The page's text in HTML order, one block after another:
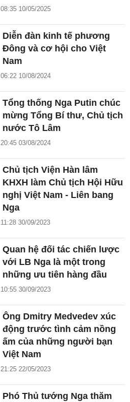
08:35 10/05/2025
Diễn đàn kinh tế phương
Đông và cơ hội cho Việt
Nam
06:22 10/08/2024
Tổng thống Nga Putin chúc
mừng Tổng Bí thư, Chủ tịch
nước Tô Lâm
20:45 03/08/2024
Chủ tịch Viện Hàn lâm
KHXH làm Chủ tịch Hội Hữu
nghị Việt Nam - Liên bang
Nga
11:28 30/09/2023
Quan hệ đối tác chiến lược
với LB Nga là một trong
những ưu tiên hàng đầu
10:55 30/09/2023
Ông Dmitry Medvedev xúc
động trước tình cảm nồng
ấm của những người bạn
Việt Nam
21:25 22/05/2023
Phó Thủ tướng Nga thăm